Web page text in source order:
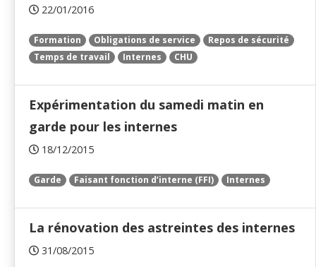
22/01/2016
Formation Obligations de service
Repos de sécurité
Temps de travail
Internes CHU
Expérimentation du samedi matin en
garde pour les internes
18/12/2015
Garde Faisant fonction d’interne (FFI) Internes
La rénovation des astreintes des internes
31/08/2015